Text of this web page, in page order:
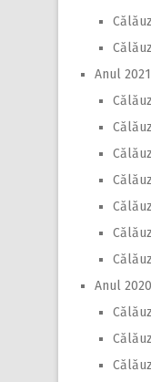
Anul 2021
Anul 2020